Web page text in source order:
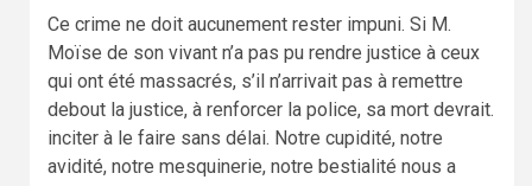
Ce crime ne doit aucunement rester impuni. Si M.
Moïse de son vivant n’a pas pu rendre justice à ceux
qui ont été massacrés, s’il n’arrivait pas à remettre
debout la justice, à renforcer la police, sa mort devrait.
inciter à le faire sans délai. Notre cupidité, notre
avidité, notre mesquinerie, notre bestialité nous a